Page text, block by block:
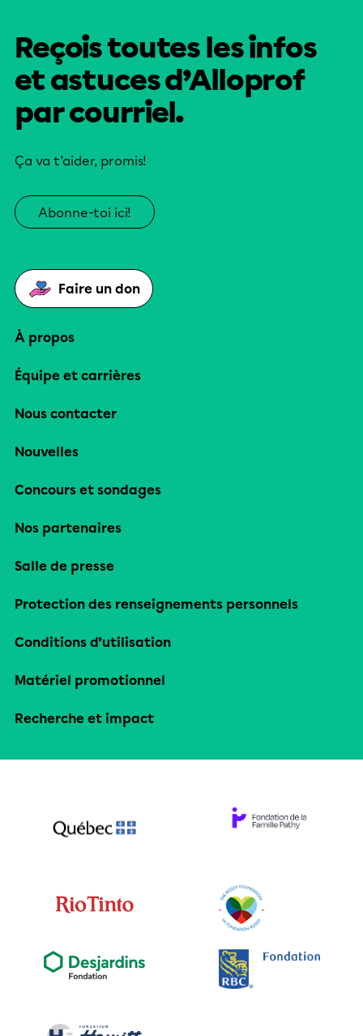
Reçois toutes les infos
et astuces d’Alloprof
par courriel.
Ça va t’aider, promis!
Abonne-toi ici!
Faire un don
À propos
Équipe et carrières
Nous contacter
Nouvelles
Concours et sondages
Nos partenaires
Salle de presse
Protection des renseignements personnels
Conditions d’utilisation
Matériel promotionnel
Recherche et impact